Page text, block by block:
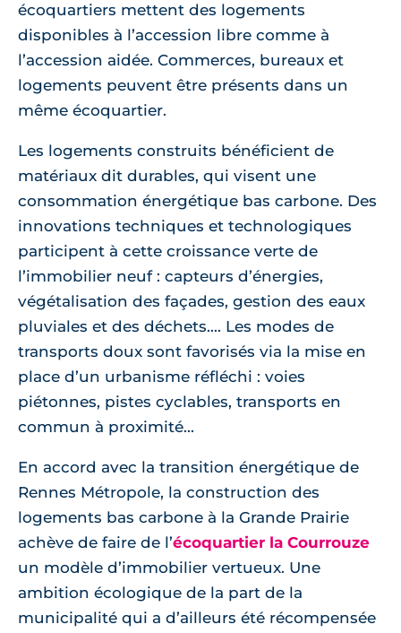
écoquartiers mettent des logements
disponibles à l’accession libre comme à
l’accession aidée. Commerces, bureaux et
logements peuvent être présents dans un
même écoquartier.
Les logements construits bénéficient de
matériaux dit durables, qui visent une
consommation énergétique bas carbone. Des
innovations techniques et technologiques
participent à cette croissance verte de
l’immobilier neuf : capteurs d’énergies,
végétalisation des façades, gestion des eaux
pluviales et des déchets.... Les modes de
transports doux sont favorisés via la mise en
place d’un urbanisme réfléchi : voies
piétonnes, pistes cyclables, transports en
commun à proximité...
En accord avec la transition énergétique de
Rennes Métropole, la construction des
logements bas carbone à la Grande Prairie
achève de faire de l’écoquartier la Courrouze
un modèle d’immobilier vertueux. Une
ambition écologique de la part de la
municipalité qui a d’ailleurs été récompensée